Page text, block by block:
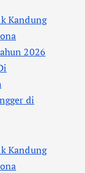
Kandung
2026
di
Kandung